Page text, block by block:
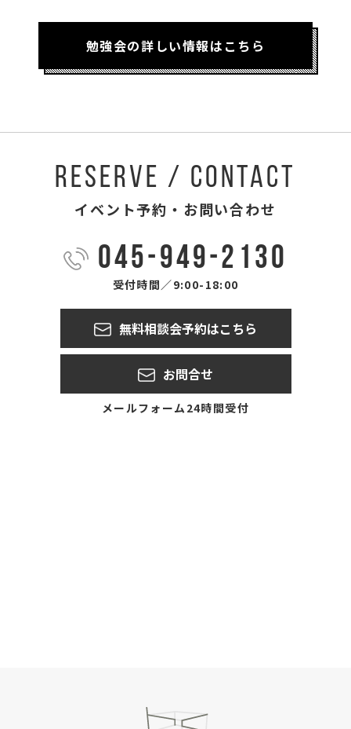
勉強会の詳しい情報はこちら
RESERVE / CONTACT
イベント予約・お問い合わせ
045-949-2130
受付時間／9:00-18:00
無料相談会予約はこちら
お問合せ
メールフォーム24時間受付